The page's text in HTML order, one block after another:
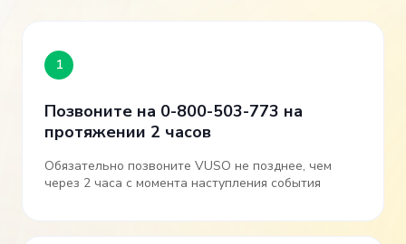
1
Позвоните на 0-800-503-773 на
протяжении 2 часов
Обязательно позвоните VUSO не позднее, чем
через 2 часа с момента наступления события